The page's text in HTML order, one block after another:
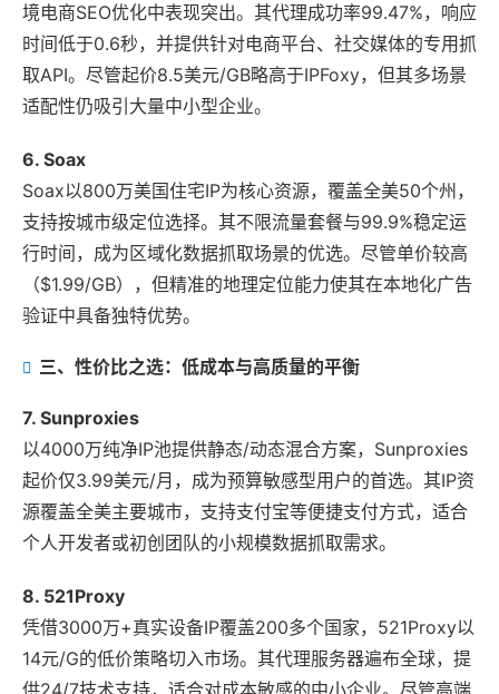
境电商SEO优化中表现突出。其代理成功率99.47%，响应
时间低于0.6秒，并提供针对电商平台、社交媒体的专用抓
取API。尽管起价8.5美元/GB略高于IPFoxy，但其多场景
适配性仍吸引大量中小型企业。
6. Soax
Soax以800万美国住宅IP为核心资源，覆盖全美50个州，
支持按城市级定位选择。其不限流量套餐与99.9%稳定运
行时间，成为区域化数据抓取场景的优选。尽管单价较高
（$1.99/GB），但精准的地理定位能力使其在本地化广告
验证中具备独特优势。
三、性价比之选：低成本与高质量的平衡
7. Sunproxies
以4000万纯净IP池提供静态/动态混合方案，Sunproxies
起价仅3.99美元/月，成为预算敏感型用户的首选。其IP资
源覆盖全美主要城市，支持支付宝等便捷支付方式，适合
个人开发者或初创团队的小规模数据抓取需求。
8. 521Proxy
凭借3000万+真实设备IP覆盖200多个国家，521Proxy以
14元/G的低价策略切入市场。其代理服务器遍布全球，提